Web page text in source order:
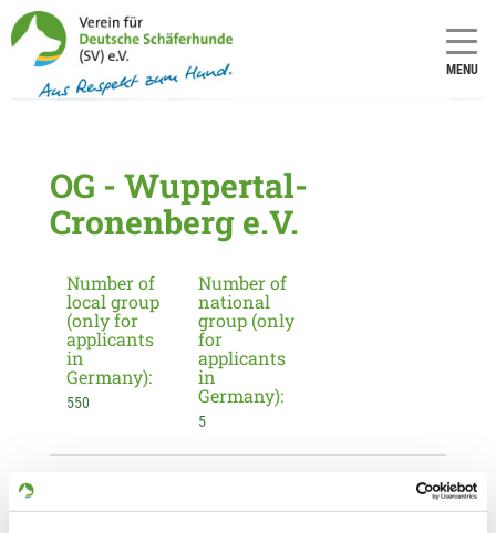
MENU
OG - Wuppertal-
Cronenberg e.V.
Number of
local group
(only for
applicants
in
Germany):
550
Number of
national
group (only
for
applicants
in
Germany):
5